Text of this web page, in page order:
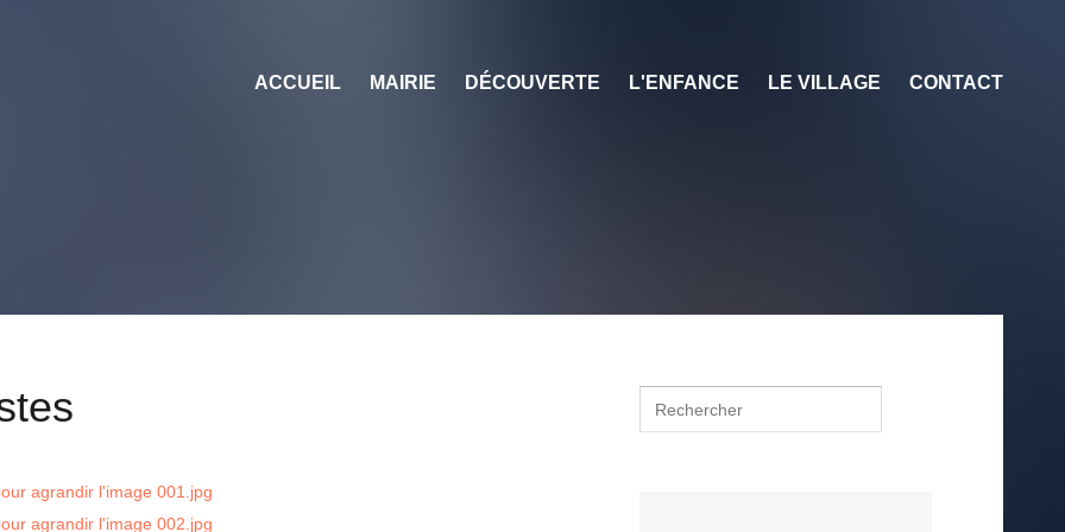
ACCUEIL MAIRIE DÉCOUVERTE L'ENFANCE LE VILLAGE CONTACT